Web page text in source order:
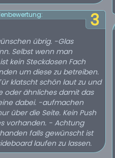
3
übrig. -Glas
Selbst wenn man
kein Steckdosen Fach
um diese zu betreiben.
klatscht schön laut zu und
oder ähnliches damit das
dabei. -aufmachen
über die Seite. Kein Push
vorhanden. - Achtung
falls gewünscht ist
laufen zu lassen.